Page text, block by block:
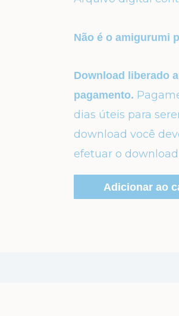
Não é o amigurumi
Download liberado
pagamento.
dias úteis para
download você
efetuar o
Adicionar ao